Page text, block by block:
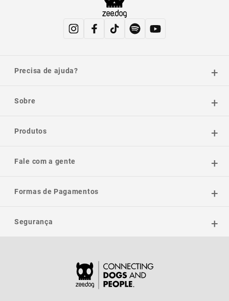
Precisa de ajuda?
Sobre
Produtos
Fale com a gente
Formas de Pagamentos
Segurança